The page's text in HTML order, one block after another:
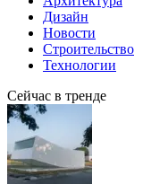
Дизайн
Новости
Строительство
Технологии
Сейчас в тренде